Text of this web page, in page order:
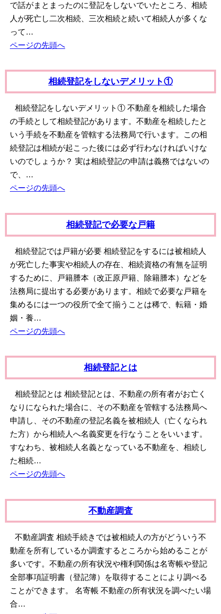
で話がまとまったのに登記をしないでいたところ、相続
人が死亡し二次相続、三次相続と続いて相続人が多くな
って…
ページの先頭へ
相続登記をしないデメリット①
相続登記をしないデメリット① 不動産を相続した場合
の手続として相続登記があります。不動産を相続したと
いう手続を不動産を管轄する法務局で行います。この相
続登記は相続が起こった後には必ず行わなければいけな
いのでしょうか？ 実は相続登記の申請は義務ではないの
で、…
ページの先頭へ
相続登記で必要な戸籍
相続登記では戸籍が必要 相続登記をするには被相続人
が死亡した事実や相続人の存在、相続資格の有無を証明
するために、戸籍謄本（改正原戸籍、除籍謄本）などを
法務局に提出する必要があります。相続で必要な戸籍を
集めるには一つの役所で全て揃うことは稀で、転籍・婚
姻・養…
ページの先頭へ
相続登記とは
相続登記とは 相続登記とは、不動産の所有者がお亡く
なりになられた場合に、その不動産を管轄する法務局へ
申請し、その不動産の登記名義を被相続人（亡くなられ
た方）から相続人へ名義変更を行なうことをいいます。
すなわち、被相続人名義となっている不動産を、相続し
た相続…
ページの先頭へ
不動産調査
不動産調査 相続手続きでは被相続人の方がどういう不
動産を所有しているか調査するところから始めることが
多いです。不動産の所有状況や権利関係は名寄帳や登記
全部事項証明書（登記簿）を取得することにより調べる
ことができます。 名寄帳 不動産の所有状況を調べたい場
合…